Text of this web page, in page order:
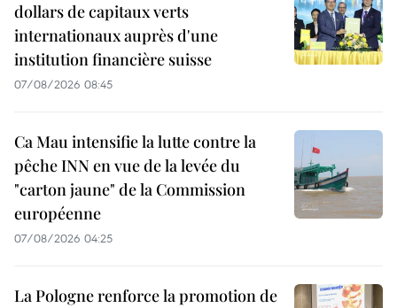
dollars de capitaux verts
internationaux auprès d'une
institution financière suisse
07/08/2026 08:45
Ca Mau intensifie la lutte contre la
pêche INN en vue de la levée du
"carton jaune" de la Commission
européenne
07/08/2026 04:25
La Pologne renforce la promotion de